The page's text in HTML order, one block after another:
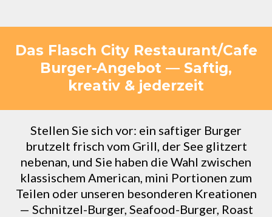
Das Flasch City Restaurant/Cafe
Burger-Angebot — Saftig,
kreativ & jederzeit
Stellen Sie sich vor: ein saftiger Burger
brutzelt frisch vom Grill, der See glitzert
nebenan, und Sie haben die Wahl zwischen
klassischem American, mini Portionen zum
Teilen oder unseren besonderen Kreationen
— Schnitzel-Burger, Seafood-Burger, Roast